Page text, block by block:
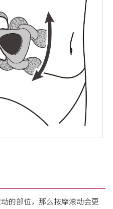
的部位，那么按摩滚动会更